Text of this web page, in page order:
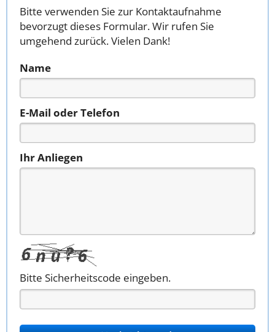
Bitte verwenden Sie zur Kontaktaufnahme
bevorzugt dieses Formular. Wir rufen Sie
umgehend zurück. Vielen Dank!
Name
E-Mail oder Telefon
Ihr Anliegen
Bitte Sicherheitscode eingeben.